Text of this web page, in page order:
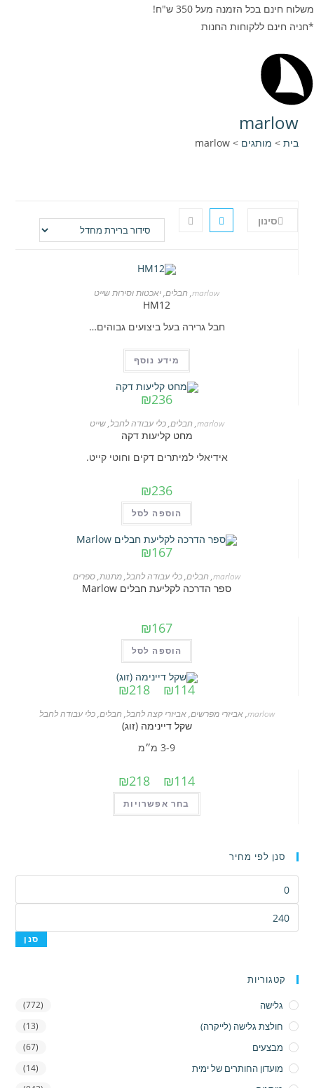
משלוח חינם בכל הזמנה מעל 350 ש"ח!
*חניה חינם ללקוחות החנות
marlow
בית > מותגים >
marlow
סינון
marlow
, חבלים,יאכטות וסירות שייט
HM12
חבל גרירה בעל ביצועים גבוהים…
מידע נוסף
₪236
marlow
, חבלים,כלי עבודה לחבל,שייט
מחט קליעות דקה
אידיאלי למיתרים דקים וחוטי קייט.
₪236
הוספה לסל
₪167
marlow
, חבלים,כלי עבודה לחבל,מתנות,ספרים
ספר הדרכה לקליעת חבלים Marlow
₪167
הוספה לסל
₪114
₪218
עד marlow
,אביזרי מפרשים,אביזרי קצה לחבל, חבלים,כלי עבודה לחבל
שקל דיינימה (זוג)
3-9 מ״מ
₪114
₪218
מחירים:
בחר אפשרויות
זה
לבחור
סנן לפי מחיר
מינימלי
מקסימלי
סנן
קטגוריות
גלישה (772)
חולצת גלישה (לייקרה) (13)
מבצעים (67)
מועדון החותרים של ימית (14)